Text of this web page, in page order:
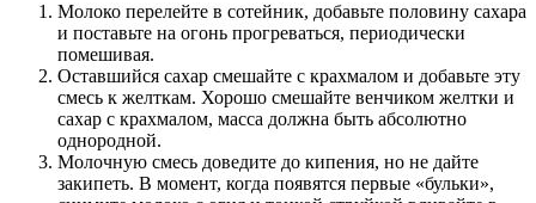
Молоко перелейте в сотейник, добавьте половину сахара
и поставьте на огонь прогреваться, периодически
помешивая.
Оставшийся сахар смешайте с крахмалом и добавьте эту
смесь к желткам. Хорошо смешайте венчиком желтки и
сахар с крахмалом, масса должна быть абсолютно
однородной.
Молочную смесь доведите до кипения, но не дайте
закипеть. В момент, когда появятся первые «бульки»,